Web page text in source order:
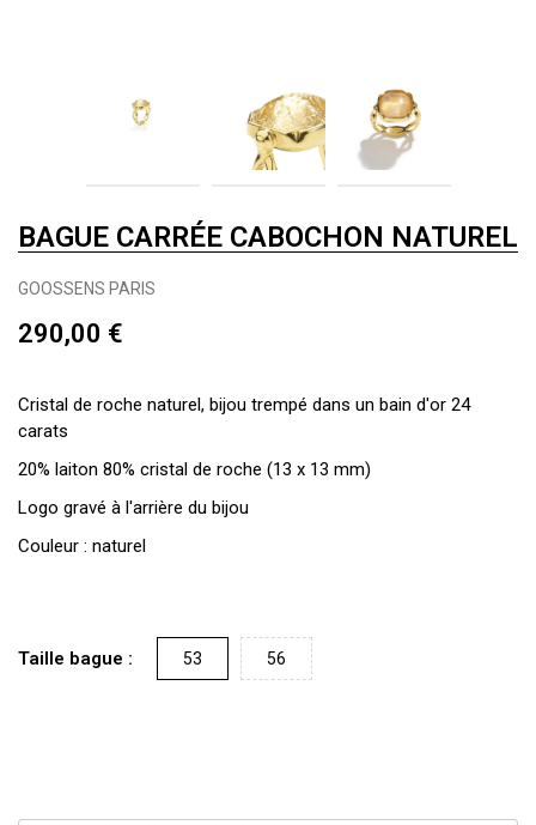
BAGUE CARRÉE CABOCHON NATUREL
GOOSSENS PARIS
290,00 €
Cristal de roche naturel, bijou trempé dans un bain d'or 24
carats
20% laiton 80% cristal de roche (13 x 13 mm)
Logo gravé à l'arrière du bijou
Couleur : naturel
Taille bague : 53 56